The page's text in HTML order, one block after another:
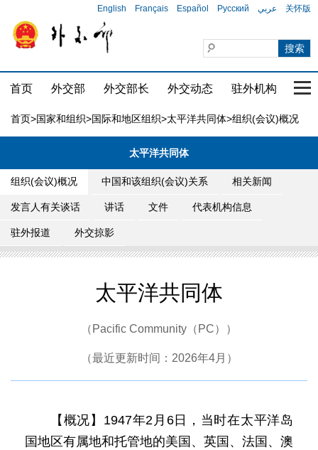
English Français Español Русский عربي 关怀版
首页 外交部 外交部长 外交动态 驻外机构 国
首页>国家和组织>国际和地区组织>太平洋共同体>组织(会议)概况
太平洋共同体
组织(会议)概况 中国和该组织(会议)关系 相关新闻
发言人有关谈话 讲话 文件 代表机构信息
驻外报道 外交掠影
太平洋共同体
（Pacific Community（PC））
（最近更新时间：2026年4月）
【概况】1947年2月6日，当时在太平洋岛
国地区有属地和托管地的美国、英国、法国、澳